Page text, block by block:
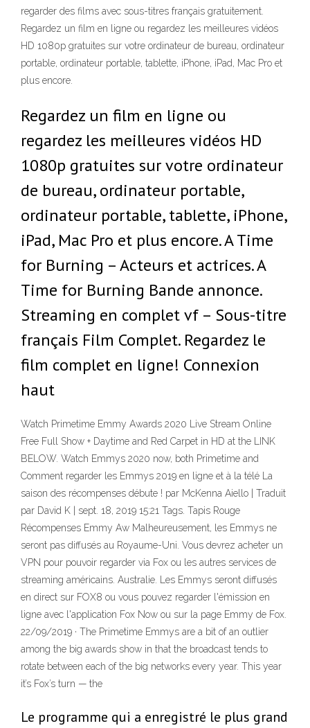
regarder des films avec sous-titres français gratuitement.
Regardez un film en ligne ou regardez les meilleures vidéos
HD 1080p gratuites sur votre ordinateur de bureau, ordinateur
portable, ordinateur portable, tablette, iPhone, iPad, Mac Pro et
plus encore.
Regardez un film en ligne ou
regardez les meilleures vidéos HD
1080p gratuites sur votre ordinateur
de bureau, ordinateur portable,
ordinateur portable, tablette, iPhone,
iPad, Mac Pro et plus encore. A Time
for Burning – Acteurs et actrices. A
Time for Burning Bande annonce.
Streaming en complet vf – Sous-titre
français Film Complet. Regardez le
film complet en ligne! Connexion
haut
Watch Primetime Emmy Awards 2020 Live Stream Online
Free Full Show + Daytime and Red Carpet in HD at the LINK
BELOW. Watch Emmys 2020 now, both Primetime and
Comment regarder les Emmys 2019 en ligne et à la télé La
saison des récompenses débute ! par McKenna Aiello | Traduit
par David K | sept. 18, 2019 15:21 Tags. Tapis Rouge
Récompenses Emmy Aw Malheureusement, les Emmys ne
seront pas diffusés au Royaume-Uni. Vous devrez acheter un
VPN pour pouvoir regarder via Fox ou les autres services de
streaming américains. Australie. Les Emmys seront diffusés
en direct sur FOX8 ou vous pouvez regarder l'émission en
ligne avec l'application Fox Now ou sur la page Emmy de Fox.
22/09/2019 · The Primetime Emmys are a bit of an outlier
among the big awards show in that the broadcast tends to
rotate between each of the big networks every year. This year
it’s Fox’s turn — the
Le programme qui a enregistré le plus grand